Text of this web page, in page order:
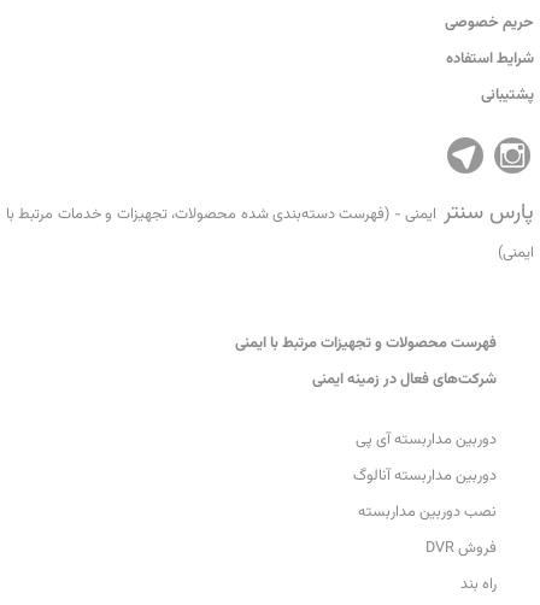
حریم خصوصی
شرایط استفاده
پشتیبانی
پارس سنتر ایمنی - (فهرست دسته‌بندی شده محصولات، تجهیزات و خدمات مرتبط با
ایمنی)
فهرست محصولات و تجهیزات مرتبط با ایمنی
شرکت‌های فعال در زمینه ایمنی
دوربین مداربسته آی پی
دوربین مداربسته آنالوگ
نصب دوربین مداربسته
فروش DVR
راه بند